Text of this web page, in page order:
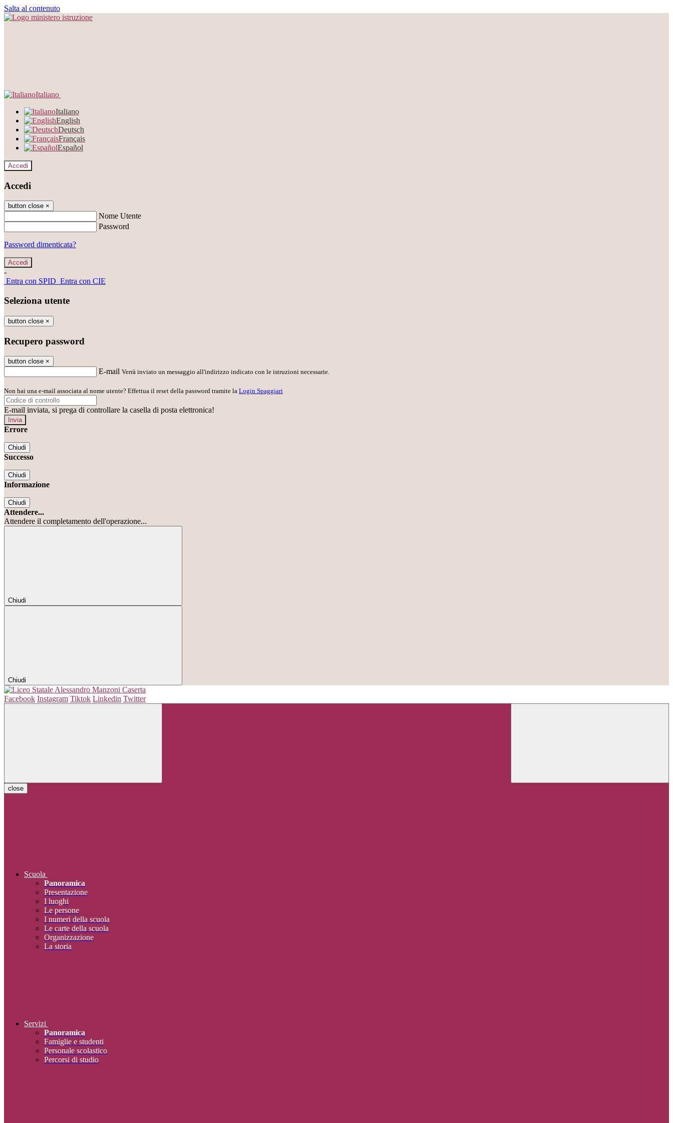
Salta al contenuto
Italiano
Italiano
English
Deutsch
Français
Español
Accedi
Accedi
button close ×
Nome Utente
Password
Password dimenticata?
-
Entra con SPID Entra con CIE
Seleziona utente
button close ×
Recupero password
button close ×
E-mail Verrà inviato un messaggio all'indirizzo indicato con le istruzioni necessarie.
Non hai una e-mail associata al nome utente? Effettua il reset della password tramite la Login Spaggiari
E-mail inviata, si prega di controllare la casella di posta elettronica!
Errore
Chiudi
Successo
Chiudi
Informazione
Chiudi
Attendere...
Attendere il completamento dell'operazione...
Chiudi
Chiudi
Facebook Instagram Tiktok Linkedin Twitter
close
Scuola
Panoramica
Presentazione
I luoghi
Le persone
I numeri della scuola
Le carte della scuola
Organizzazione
La storia
Servizi
Panoramica
Famiglie e studenti
Personale scolastico
Percorsi di studio